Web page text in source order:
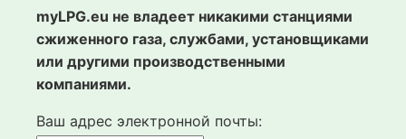
myLPG.eu не владеет никакими станциями
сжиженного газа, службами, установщиками
или другими производственными
компаниями.
Ваш адрес электронной почты: